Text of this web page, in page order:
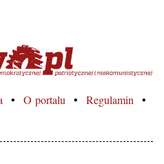
O portalu
Regulamin